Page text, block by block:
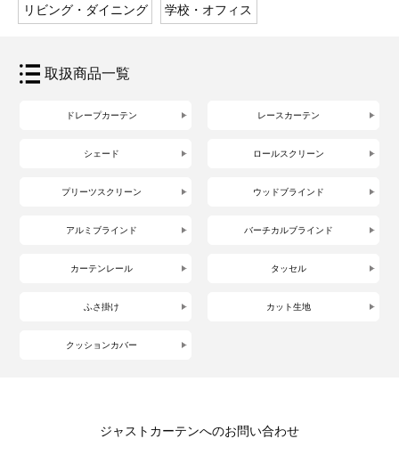
リビング・ダイニング 学校・オフィス
取扱商品一覧
ドレープカーテン レースカーテン
シェード ロールスクリーン
プリーツスクリーン ウッドブラインド
アルミブラインド バーチカルブラインド
カーテンレール タッセル
ふさ掛け カット生地
クッションカバー
ジャストカーテンへのお問い合わせ